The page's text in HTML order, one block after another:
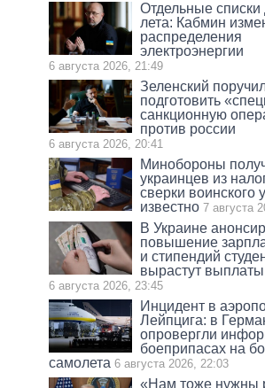
Отдельные
лета: Кабмин
распределения
электроэнергии
6 августа 2026, 21:49
Зеленский
подготовить
санкционную
против россии
6 августа 2026, 20:41
Минобороны
украинцев из
сверки воинского
известно 7 августа
В Украине
повышение
и стипендий
вырастут выплаты
6 августа 2026, 23:45
Инцидент в
Лейпцига: в
опровергли
боеприпасах на
самолета 6 августа 2026, 22:03
«Нам тоже нужны